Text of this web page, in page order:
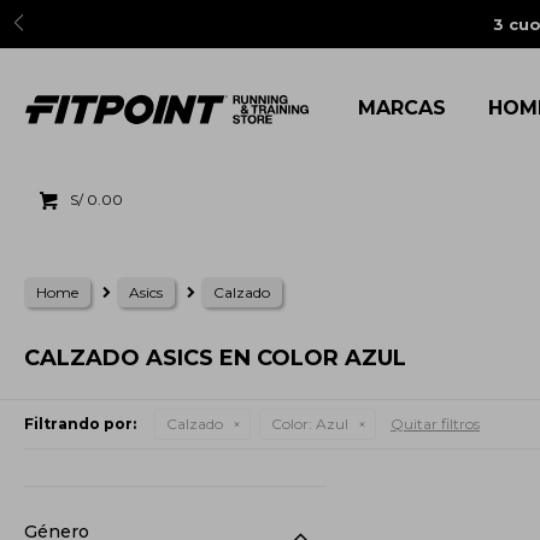
3
MARCAS
S/ 0.00
Home Asics Calzado
CALZADO ASICS EN COLOR AZUL
Filtrando por: Calzado Color: Azul Quitar filtros
Género